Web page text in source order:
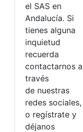
el SAS en
Andalucía. Si
tienes alguna
inquietud
recuerda
contactarnos a
través
de nuestras
redes sociales,
o regístrate y
déjanos